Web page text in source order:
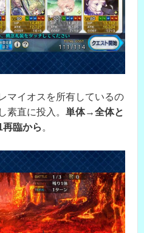
マイオスを所有しているの
素直に投入。 単体→全体と
臨から 。